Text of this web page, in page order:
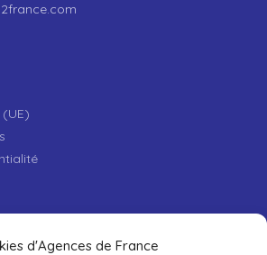
d'Agences de France